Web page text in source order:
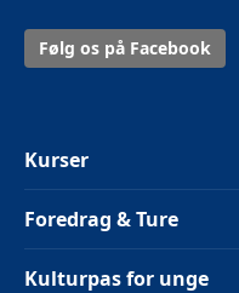
Følg os på Facebook
Kurser
Foredrag & Ture
Kulturpas for unge